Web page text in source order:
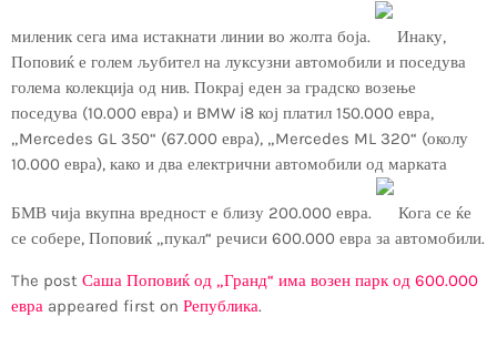
миленик сега има истакнати линии во жолта боја.
Инаку,
Поповиќ е голем љубител на луксузни автомобили и поседува
голема колекција од нив. Покрај еден за градско возење
поседува (10.000 евра) и BMW i8 кој платил 150.000 евра,
„Mercedes GL 350“ (67.000 евра), „Mercedes ML 320“ (околу
10.000 евра), како и два електрични автомобили од марката
БМВ чија вкупна вредност е близу 200.000 евра.
Кога се ќе
се собере, Поповиќ „пукал“ речиси 600.000 евра за автомобили.
The post Саша Поповиќ од „Гранд“ има возен парк од 600.000
евра appeared first on Република.